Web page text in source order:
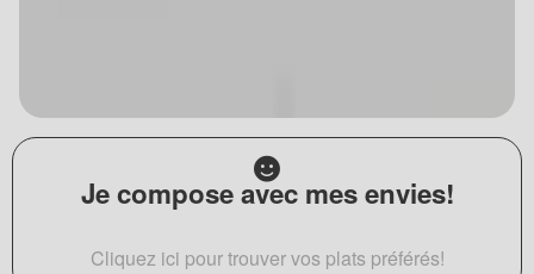
Je compose avec mes envies!
Cliquez ici pour trouver vos plats préférés!